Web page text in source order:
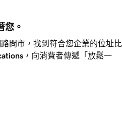
您。
問市，找到符合您企業的位址比
，向消費者傳遞「放鬆一